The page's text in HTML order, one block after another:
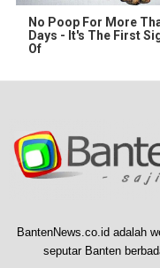
No Poop For More
Days - It's The First
Of
BantenNews.co.id adalah
seputar Banten